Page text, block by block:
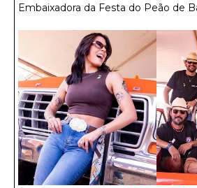
Embaixadora da Festa do Peão de